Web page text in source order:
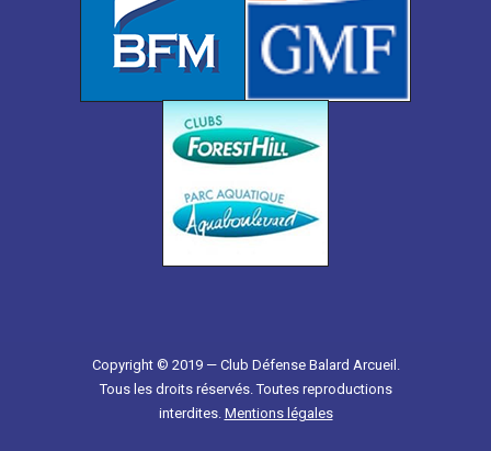
Copyright © 2019 — Club Défense Balard Arcueil.
Tous les droits réservés. Toutes reproductions
interdites. Mentions légales